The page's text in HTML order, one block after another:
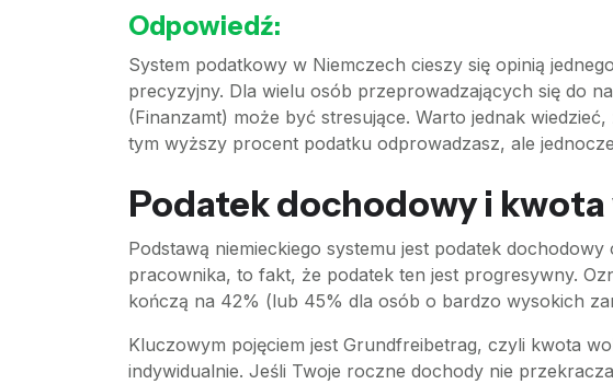
Odpowiedź:
System podatkowy w Niemczech cieszy się opinią
precyzyjny. Dla wielu osób przeprowadzających się do
(Finanzamt) może być stresujące. Warto jednak
tym wyższy procent podatku odprowadzasz, ale
Podatek dochodowy i
Podstawą niemieckiego systemu jest podatek
pracownika, to fakt, że podatek ten jest progresywny.
kończą na 42% (lub 45% dla osób o bardzo wysokich
Kluczowym pojęciem jest Grundfreibetrag, czyli kwota
indywidualnie. Jeśli Twoje roczne dochody nie